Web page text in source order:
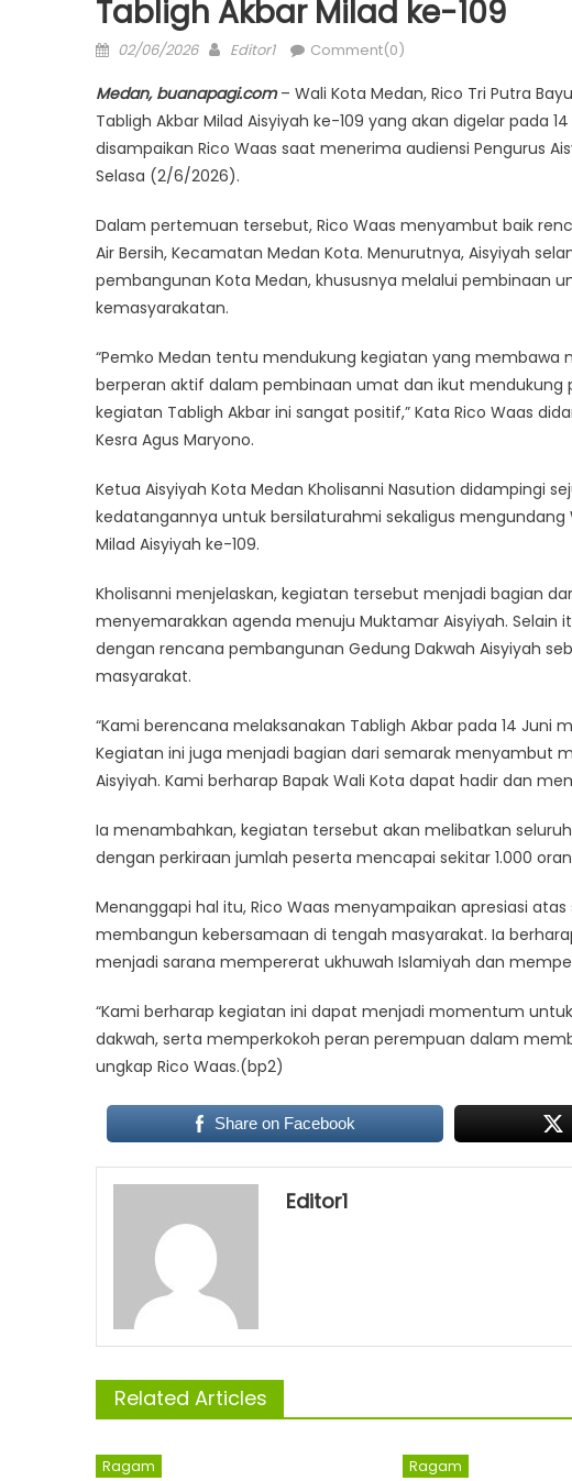
Tabligh Akbar Milad ke-109
Posted
02/06/2026 Author
Editor1 Comment(0)
Medan, buanapagi.com– Wali Kota Medan, Rico Tri Putra
Tabligh Akbar Milad Aisyiyah ke-109 yang akan digelar pada
disampaikan Rico Waas saat menerima audiensi Pengurus
Selasa (2/6/2026).
Dalam pertemuan tersebut, Rico Waas menyambut baik
Air Bersih, Kecamatan Medan Kota. Menurutnya, Aisyiyah
pembangunan Kota Medan, khususnya melalui pembinaan
kemasyarakatan.
“Pemko Medan tentu mendukung kegiatan yang
berperan aktif dalam pembinaan umat dan ikut mendukung
kegiatan Tabligh Akbar ini sangat positif,” Kata Rico Waas
Kesra Agus Maryono.
Ketua Aisyiyah Kota Medan Kholisanni Nasution didampingi
kedatangannya untuk bersilaturahmi sekaligus mengundang
Milad Aisyiyah ke-109.
Kholisanni menjelaskan, kegiatan tersebut menjadi bagian
menyemarakkan agenda menuju Muktamar Aisyiyah.
dengan rencana pembangunan Gedung Dakwah Aisyiyah
masyarakat.
“Kami berencana melaksanakan Tabligh Akbar pada 14 Juni
Kegiatan ini juga menjadi bagian dari semarak menyambut
Aisyiyah. Kami berharap Bapak Wali Kota dapat hadir dan
Ia menambahkan, kegiatan tersebut akan melibatkan
dengan perkiraan jumlah peserta mencapai sekitar 1.000
Menanggapi hal itu, Rico Waas menyampaikan apresiasi
membangun kebersamaan di tengah masyarakat. Ia
menjadi sarana mempererat ukhuwah Islamiyah dan
“Kami berharap kegiatan ini dapat menjadi momentum
dakwah, serta memperkokoh peran perempuan dalam
ungkap Rico Waas.(bp2)
Share on Facebook
Editor1
Related Articles
Ragam Ragam